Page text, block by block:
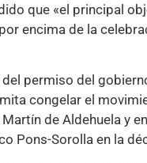
que «el principal
encima de la
permiso del
congelar el
de Aldehuela y
Pons-Sorolla en la